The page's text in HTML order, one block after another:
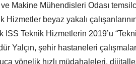
Makine Mühendisleri Odası
beyaz yakalı çalışanlarının
Teknik Hizmetlerin 2019’u
Yalçın, şehir hastaneleri
yönelik hızlı müdahaleleri,